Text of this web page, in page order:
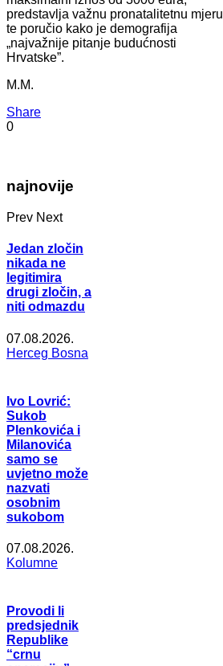
predstavlja važnu pronatalitetnu mjeru
te poručio kako je demografija
„najvažnije pitanje budućnosti
Hrvatske”.
M.M.
Share
0
najnovije
Prev Next
Jedan zločin
nikada ne
legitimira
drugi zločin, a
niti odmazdu
07.08.2026.
Herceg Bosna
Ivo Lovrić:
Sukob
Plenkovića i
Milanovića
samo se
uvjetno može
nazvati
osobnim
sukobom
07.08.2026.
Kolumne
Provodi li
predsjednik
Republike
“crnu